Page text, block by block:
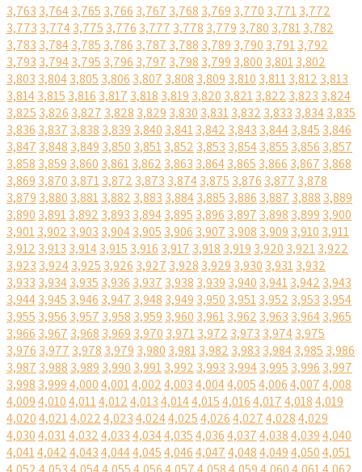
3,763 3,7643,765 3,766 3,767 3,768 3,769 3,770 3,7713,772
3,773 3,7743,775 3,776 3,777 3,778 3,779 3,780 3,7813,782
3,783 3,7843,785 3,786 3,787 3,788 3,789 3,790 3,7913,792
3,793 3,7943,795 3,796 3,797 3,798 3,799 3,800 3,8013,802
3,803 3,8043,805 3,806 3,807 3,808 3,809 3,810 3,8113,812 3,813
3,8143,815 3,816 3,817 3,818 3,819 3,820 3,8213,822 3,823 3,824
3,825 3,826 3,827 3,828 3,829 3,830 3,8313,832 3,833 3,8343,835
3,836 3,837 3,838 3,839 3,840 3,8413,842 3,843 3,8443,845 3,846
3,847 3,848 3,849 3,850 3,8513,852 3,853 3,8543,855 3,856 3,857
3,858 3,859 3,860 3,8613,862 3,863 3,8643,865 3,866 3,867 3,868
3,869 3,870 3,8713,872 3,873 3,8743,875 3,876 3,877 3,878
3,879 3,880 3,8813,882 3,883 3,8843,885 3,886 3,887 3,888 3,889
3,890 3,8913,892 3,893 3,8943,895 3,896 3,897 3,898 3,899 3,900
3,9013,902 3,903 3,9043,905 3,906 3,907 3,908 3,909 3,910 3,911
3,912 3,913 3,9143,915 3,916 3,917 3,918 3,919 3,920 3,9213,922
3,923 3,9243,925 3,926 3,927 3,928 3,929 3,930 3,9313,932
3,933 3,9343,935 3,936 3,937 3,938 3,939 3,940 3,9413,942 3,943
3,9443,945 3,946 3,947 3,948 3,949 3,950 3,9513,952 3,953 3,954
3,955 3,956 3,957 3,958 3,959 3,960 3,9613,962 3,963 3,9643,965
3,966 3,967 3,968 3,969 3,970 3,9713,972 3,973 3,9743,975
3,976 3,977 3,978 3,979 3,980 3,9813,982 3,983 3,9843,985 3,986
3,987 3,988 3,989 3,990 3,9913,992 3,993 3,9943,995 3,996 3,997
3,998 3,9994,0004,0014,0024,0034,0044,0054,0064,0074,008
4,0094,0104,0114,0124,0134,0144,0154,0164,0174,0184,019
4,0204,0214,0224,0234,0244,0254,0264,0274,0284,029
4,0304,0314,0324,0334,0344,0354,0364,0374,0384,0394,040
4,0414,0424,0434,0444,0454,0464,0474,0484,0494,0504,051